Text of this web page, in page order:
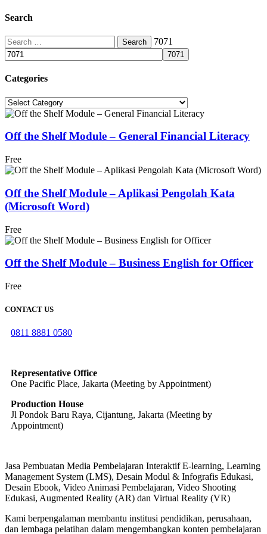
Search
Search
for:
7071
Categories
Categories
Off the Shelf Module – General Financial Literacy
Free
Off the Shelf Module – Aplikasi Pengolah Kata
(Microsoft Word)
Free
Off the Shelf Module – Business English for Officer
Free
CONTACT US
0811 8881 0580
Representative Office
One Pacific Place, Jakarta (Meeting by Appointment)
Production House
Jl Pondok Baru Raya, Cijantung, Jakarta (Meeting by
Appointment)
Jasa Pembuatan Media Pembelajaran Interaktif E-learning, Learning
Management System (LMS), Desain Modul & Infografis Edukasi,
Desain Ebook, Video Animasi Pembelajaran, Video Shooting
Edukasi, Augmented Reality (AR) dan Virtual Reality (VR)
Kami berpengalaman membantu institusi pendidikan, perusahaan,
dan lembaga pelatihan dalam mengembangkan konten pembelajaran